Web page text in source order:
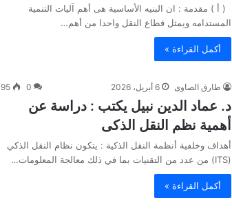
( أ ) مقدمة : ان البنيه الأساسية هى أهم آليات التنمية
المستدامه ويمثل قطاع النقل واحدا من أهم…
أكمل القراءة »
طارق الصاوى 6 أبريل، 2026 0
95
د. عماد الدين نبيل يكتب : دراسة عن
أهمية نظم النقل الذكى
أهداف وخلفية أنظمة النقل الذكية : يتكون نظام النقل الذكي
(ITS) من عدد من التقنيات بما في ذلك معالجة المعلومات…
أكمل القراءة »